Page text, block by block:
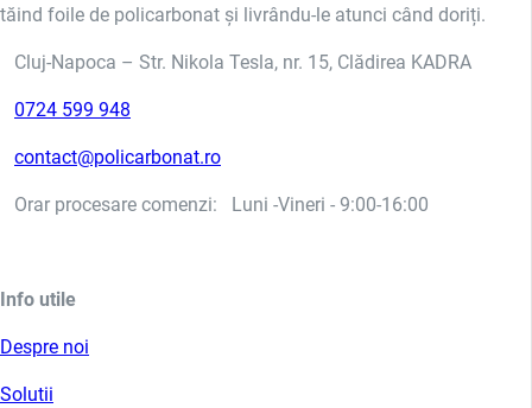
tăind foile de policarbonat și livrându-le atunci când doriți.
Cluj-Napoca – Str. Nikola Tesla, nr. 15, Clădirea KADRA
0724 599 948
contact@policarbonat.ro
Orar procesare comenzi: Luni -Vineri - 9:00-16:00
Info utile
Despre noi
Solutii